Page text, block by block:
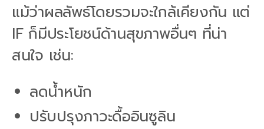
แม้ว่าผลลัพธ์โดยรวมจะใกล้เคียงกัน แต่
IF ก็มีประโยชน์ด้านสุขภาพอื่นๆ ที่น่า
สนใจ เช่น:
ลดน้ำหนัก
ปรับปรุงภาวะดื้ออินซูลิน